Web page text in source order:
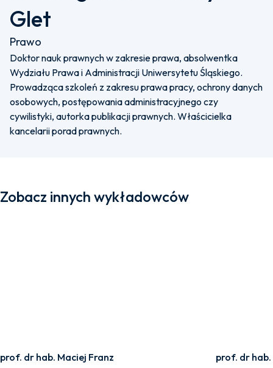
Glet
Prawo
Doktor nauk prawnych w zakresie prawa, absolwentka
Wydziału Prawa i Administracji Uniwersytetu Śląskiego.
Prowadząca szkoleń z zakresu prawa pracy, ochrony danych
osobowych, postępowania administracyjnego czy
cywilistyki, autorka publikacji prawnych. Właścicielka
kancelarii porad prawnych.
Zobacz innych wykładowców
prof. dr hab. Maciej Franz prof. dr